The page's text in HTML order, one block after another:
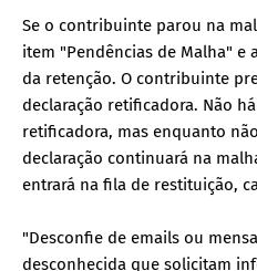
Se o contribuinte parou na
item "Pendências de Malha" e
da retenção. O contribuinte
declaração retificadora. Não
retificadora, mas enquanto
declaração continuará na
entrará na fila de restituição,
"Desconfie de emails ou
desconhecida que solicitam